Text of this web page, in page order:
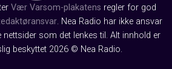
Vær Varsom-plakatens regler for god
. Nea Radio har ikke ansvar
som det lenkes til. Alt innhold er
beskyttet 2026 © Nea Radio.